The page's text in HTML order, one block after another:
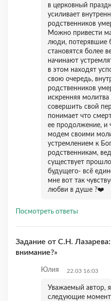
в церковный
усиливает
родственников
Можно привести
люди, потерявшие
становятся более
начинают
в этом находят
свою очередь,
родственников
искренняя
совершить свой
понимает что
ее продолжение, и
модем своими
устремлением к
родственникам,
существует
будущего- всё
мне вот так
любви в душе ?❤️
Посмотреть ответы
Задание от С.Н.
внимание?»
Юлия 22.03 16:03
Уважаемый автор,
следующие